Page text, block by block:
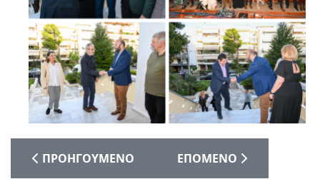
ΠΡΟΗΓΟΎΜΕΝΟ ΆΡΘΡΟ: «ΓΕΜΆΤΗ ΜΑΜΆ,
ΠΡΟΗΓΟΎΜΕΝΟ ΕΠΌΜΕΝΟ ΆΡΘΡΟ:
ΕΠΌΜΕΝΟ